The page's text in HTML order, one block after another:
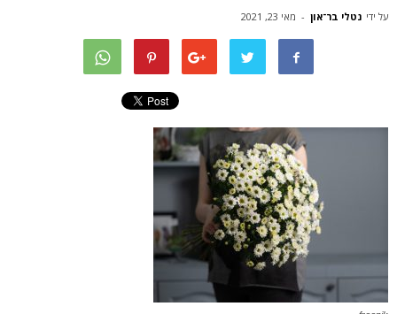
על ידי נטלי בר־און - מאי 23, 2021